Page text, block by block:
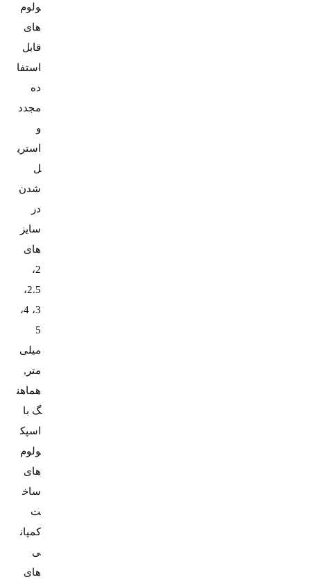
ولوم
های
قابل
استفا
ده
مجدد
و
استری
ل
شدن
در
سایز
های
2،
2.5،
3، 4،
5
میلی
متر,
هماهن
گ با
اسپک
ولوم
های
ساخ
ت
کمپان
ی
های